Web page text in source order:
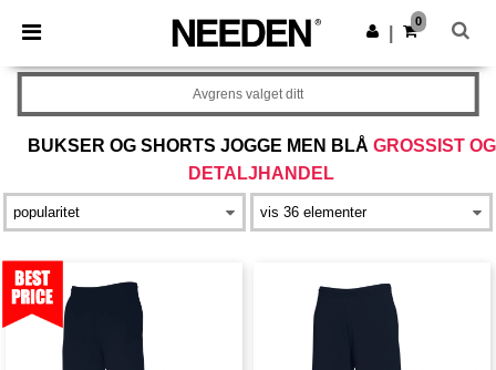
× Needen-app
Bedre priser i appen!
Last ned app
0
BUKSER OG SHORTS JOGGE MEN BLÅ GROSSIST OG
DETALJHANDEL
Avgrens valget ditt